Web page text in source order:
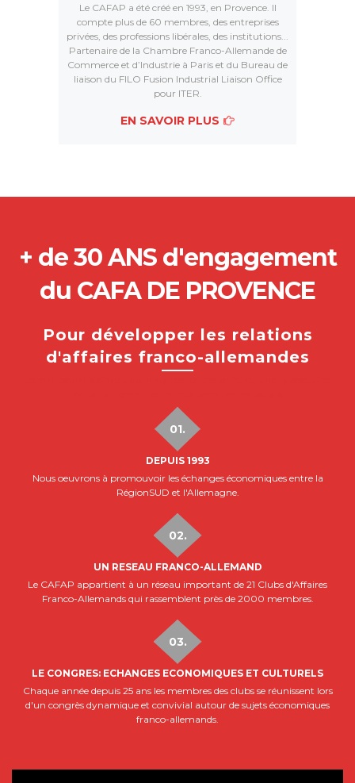
Le CAFAP a été créé en 1993, en Provence. Il
compte plus de 60 membres, des entreprises
privées, des professions libérales, des institutions...
Partenaire de la Chambre Franco-Allemande de
Commerce et d’Industrie à Paris et du Bureau de
liaison du FILO Fusion Industrial Liaison Office
pour ITER.
EN SAVOIR PLUS
+ de 30 ANS d'engagement
du CAFA DE PROVENCE
Pour développer les relations
d'affaires franco-allemandes
DEPUIS 1993
Nous oeuvrons à promouvoir les échanges économiques entre la
RégionSUD et l'Allemagne.
UN RESEAU FRANCO-ALLEMAND
Le CAFAP appartient à un réseau important de 21 Clubs d'Affaires
Franco-Allemands qui rassemblent près de 2000 membres.
LE CONGRES: ECHANGES ECONOMIQUES ET CULTURELS
Chaque année depuis 25 ans les membres des clubs se réunissent lors
d'un congrès dynamique et convivial autour de sujets économiques
franco-allemands.